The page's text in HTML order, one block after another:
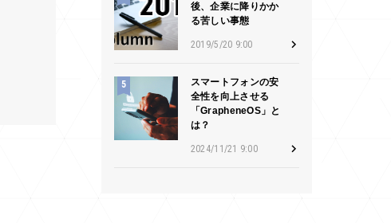
後、企業に降りかか
る苦しい事態
2019/5/20 9:00
スマートフォンの安
全性を向上させる
「GrapheneOS」と
は？
2024/11/21 9:00